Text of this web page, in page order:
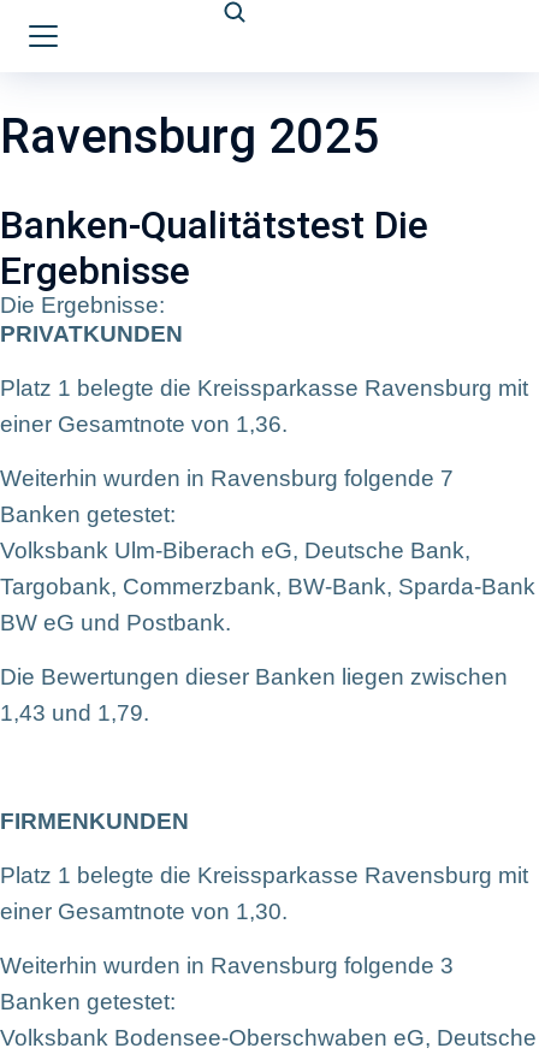
Ravensburg 2025
Banken-Qualitätstest Die
Ergebnisse
Die Ergebnisse:
PRIVATKUNDEN
Platz 1 belegte die Kreissparkasse Ravensburg mit
einer Gesamtnote von 1,36.
Weiterhin wurden in Ravensburg folgende 7
Banken getestet:
Volksbank Ulm-Biberach eG, Deutsche Bank,
Targobank, Commerzbank, BW-Bank, Sparda-Bank
BW eG und Postbank.
Die Bewertungen dieser Banken liegen zwischen
1,43 und 1,79.
FIRMENKUNDEN
Platz 1 belegte die Kreissparkasse Ravensburg mit
einer Gesamtnote von 1,30.
Weiterhin wurden in Ravensburg folgende 3
Banken getestet:
Volksbank Bodensee-Oberschwaben eG, Deutsche